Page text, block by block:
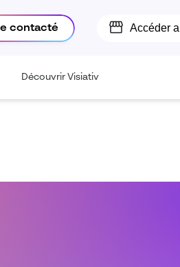
contacté Accéder
Découvrir Visiativ